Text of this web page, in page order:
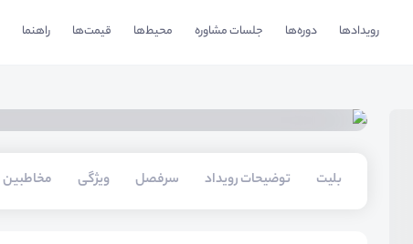
رویدادها دوره‌ها جلسات مشاوره محیط‌ها قیمت‌ها راهنما
بلیت‌ توضیحات رویداد سرفصل ویژگی مخاطبین